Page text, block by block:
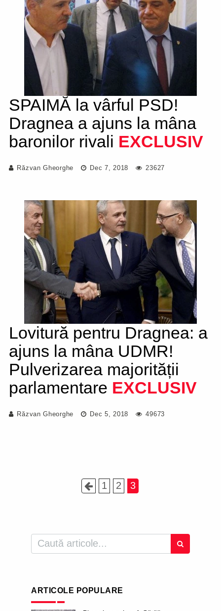
SPAIMĂ la vârful PSD!
Dragnea a ajuns la mâna
baronilor rivali EXCLUSIV
Răzvan Gheorghe Dec 7, 2018 23627
Lovitură pentru Dragnea: a
ajuns la mâna UDMR!
Pulverizarea majorității
parlamentare EXCLUSIV
Răzvan Gheorghe Dec 5, 2018 49673
1 2 3
ARTICOLE POPULARE